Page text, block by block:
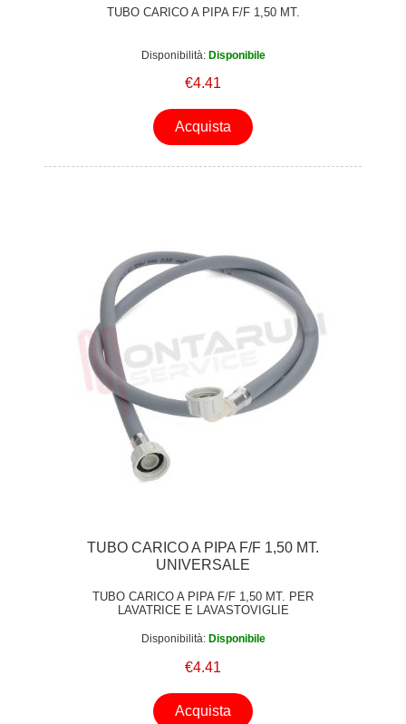
TUBO CARICO A PIPA F/F 1,50 MT.
Disponibilità: Disponibile
€4.41
Acquista
TUBO CARICO A PIPA F/F 1,50 MT.
UNIVERSALE
TUBO CARICO A PIPA F/F 1,50 MT. PER
LAVATRICE E LAVASTOVIGLIE
Disponibilità: Disponibile
€4.41
Acquista